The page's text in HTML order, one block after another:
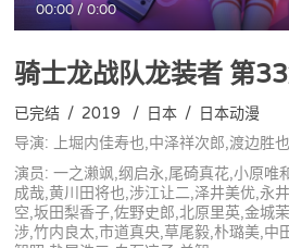
00:00/0:00
骑士龙战队龙装者 第
已完结 / 2019 / 日本 / 日本动漫
导演: 上堀内佳寿也,中泽祥次郎,渡边胜
演员: 一之濑飒,纲启永,尾碕真花,小原唯
成哉,黄川田将也,涉江让二,泽井美优,永
空,坂田梨香子,佐野史郎,北原里英,金城
涉,竹内良太,市道真央,草尾毅,朴璐美,中